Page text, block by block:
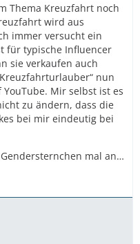
Thema Kreuzfahrt noch
wird aus
immer versucht ein
für typische Influencer
sie verkaufen auch
nun
Mir selbst ist es
zu ändern, dass die
bei mir eindeutig bei
mal an…